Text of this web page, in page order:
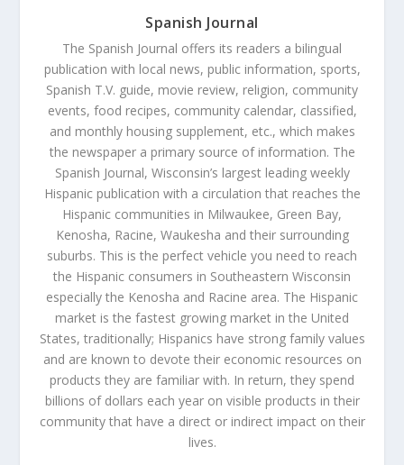
Spanish Journal
The Spanish Journal offers its readers a bilingual
publication with local news, public information, sports,
Spanish T.V. guide, movie review, religion, community
events, food recipes, community calendar, classified,
and monthly housing supplement, etc., which makes
the newspaper a primary source of information. The
Spanish Journal, Wisconsin’s largest leading weekly
Hispanic publication with a circulation that reaches the
Hispanic communities in Milwaukee, Green Bay,
Kenosha, Racine, Waukesha and their surrounding
suburbs. This is the perfect vehicle you need to reach
the Hispanic consumers in Southeastern Wisconsin
especially the Kenosha and Racine area. The Hispanic
market is the fastest growing market in the United
States, traditionally; Hispanics have strong family values
and are known to devote their economic resources on
products they are familiar with. In return, they spend
billions of dollars each year on visible products in their
community that have a direct or indirect impact on their
lives.